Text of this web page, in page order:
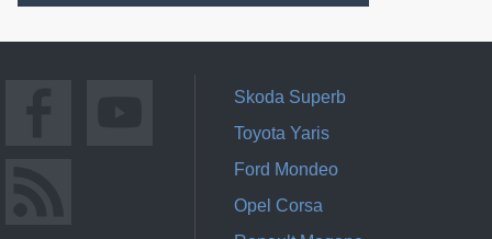
Skoda Superb
Toyota Yaris
Ford Mondeo
Opel Corsa